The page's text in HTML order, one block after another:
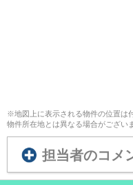
※地図上に表示される物件の位置は
物件所在地とは異なる場合がござい
担当者のコメ